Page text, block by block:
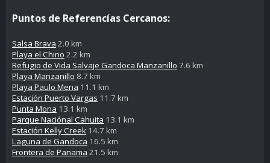
Puntos de Referencías Cercanos:
Salsa Brava 2.0 km
Playa el Chino 2.2 km
Refugio de Vida Salvaje Gandoca Manzanillo 7.6 km
Playa Manzanillo 8.7 km
Playa Paulo Mena 11.1 km
Estación Puerto Vargas 11.7 km
Punta Mona 13.1 km
Parque Naciónal Cahuita 13.1 km
Estación Kelly Creek 14.7 km
Laguna de Gandoca 16.5 km
Frontera de Panama 21.5 km